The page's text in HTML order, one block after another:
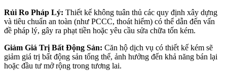
Rủi Ro Pháp Lý: Thiết kế không tuân thủ các quy định xây dựng
và tiêu chuẩn an toàn (như PCCC, thoát hiểm) có thể dẫn đến vấn
đề pháp lý, gây ra phạt tiền hoặc yêu cầu sửa chữa tốn kém.
Giảm Giá Trị Bất Động Sản: Căn hộ dịch vụ có thiết kế kém sẽ
giảm giá trị bất động sản tổng thể, ảnh hưởng đến khả năng bán lại
hoặc đầu tư mở rộng trong tương lai.